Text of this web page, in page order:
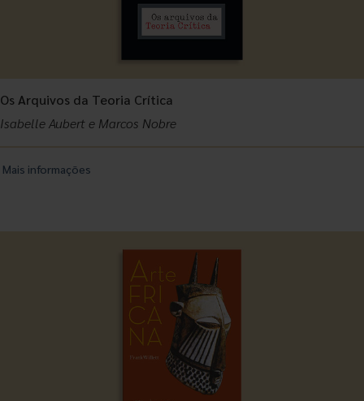
Os Arquivos da Teoria Crítica
Isabelle Aubert e Marcos Nobre
Mais informações